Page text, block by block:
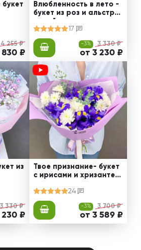
4 255 ₽
830 ₽
Влюбленность в лето -
букет из роз и альстро
мерий
17
-3% 3 330 ₽
от 3 230 ₽
из
3 330 ₽
230 ₽
Твое признание- букет
с ирисами и хризантем
24
-3% 3 700 ₽
от 3 589 ₽